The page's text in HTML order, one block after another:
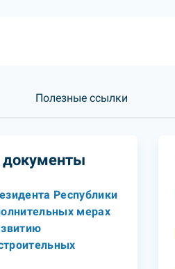
Полезные ссылки
Республики
мерах